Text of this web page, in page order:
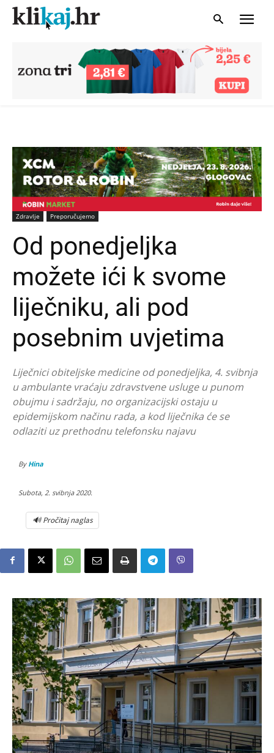
Zdravlje Preporučujemo
Od ponedjeljka
možete ići k svome
liječniku, ali pod
posebnim uvjetima
Liječnici obiteljske medicine od ponedjeljka, 4. svibnja
u ambulante vraćaju zdravstvene usluge u punom
obujmu i sadržaju, no organizacijski ostaju u
epidemijskom načinu rada, a kod liječnika će se
odlaziti uz prethodnu telefonsku najavu
By Hina
Subota, 2. svibnja 2020.
🔊 Pročitaj naglas